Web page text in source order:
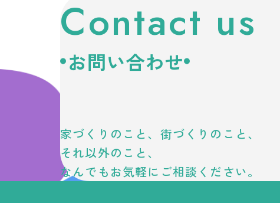
Contact us
お問い合わせ
家づくりのこと、街づくりのこと、
それ以外のこと、
なんでもお気軽にご相談ください。